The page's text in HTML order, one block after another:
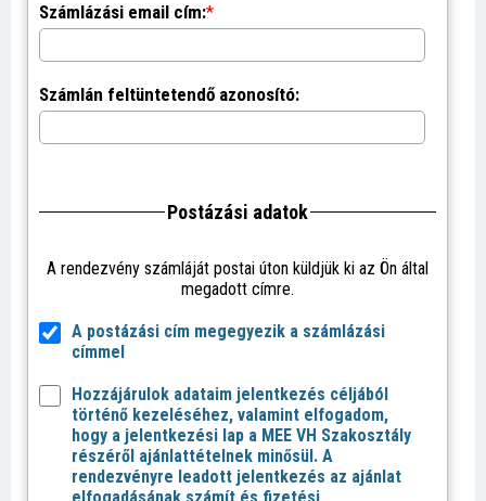
Számlázási email cím:*
Számlán feltüntetendő azonosító:
Postázási adatok
A rendezvény számláját postai úton küldjük ki az Ön által
megadott címre.
A postázási cím megegyezik a számlázási
címmel
Hozzájárulok adataim jelentkezés céljából
történő kezeléséhez, valamint elfogadom,
hogy a jelentkezési lap a MEE VH Szakosztály
részéről ajánlattételnek minősül. A
rendezvényre leadott jelentkezés az ajánlat